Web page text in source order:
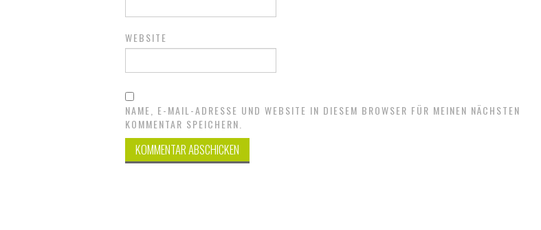
WEBSITE
NAME, E-MAIL-ADRESSE UND WEBSITE IN DIESEM BROWSER FÜR MEINEN NÄCHSTEN
KOMMENTAR SPEICHERN.